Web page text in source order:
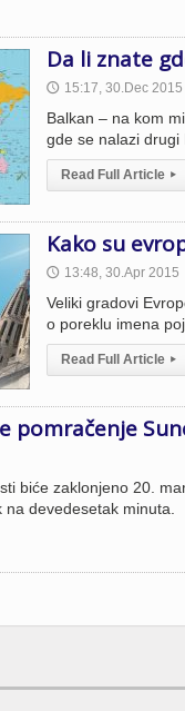
Da li znate
🕔 15:17, 30.Dec 2015
Balkan – na kom
gde se nalazi drugi
Read Full Article ▸
Kako su
🕔 13:48, 30.Apr 2015
Veliki gradovi
o poreklu imena
Read Full Article ▸
pomračenje
biće zaklonjeno 20.
devedesetak minuta.